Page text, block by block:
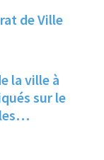
de Ville
la ville à
sur le
les